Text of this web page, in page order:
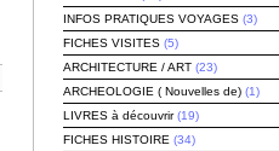
INFOS PRATIQUES VOYAGES (3)
FICHES VISITES (5)
ARCHITECTURE / ART (23)
ARCHEOLOGIE ( Nouvelles de) (1)
LIVRES à découvrir (19)
FICHES HISTOIRE (34)